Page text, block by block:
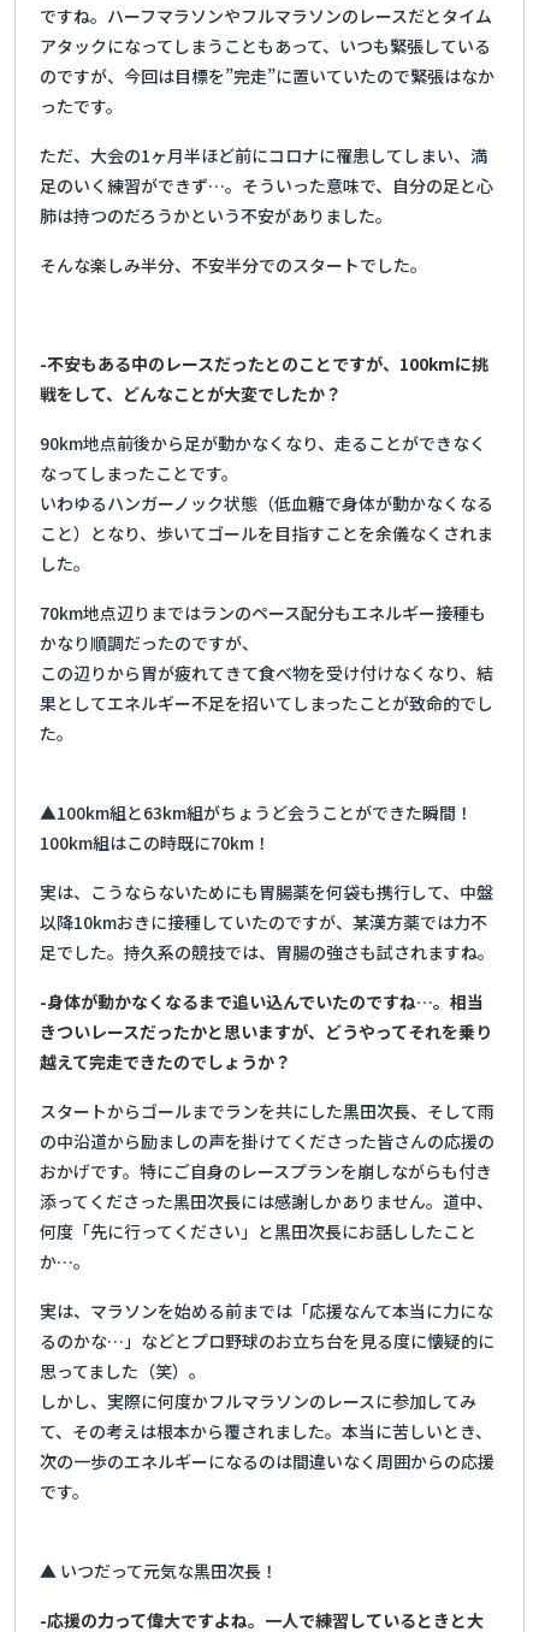
ですね。ハーフマラソンやフルマラソンのレースだとタイム
アタックになってしまうこともあって、いつも緊張している
のですが、今回は目標を”完走”に置いていたので緊張はなか
ったです。
ただ、大会の1ヶ月半ほど前にコロナに罹患してしまい、満
足のいく練習ができず…。そういった意味で、自分の足と心
肺は持つのだろうかという不安がありました。
そんな楽しみ半分、不安半分でのスタートでした。
-不安もある中のレースだったとのことですが、100kmに挑
戦をして、どんなことが大変でしたか？
90km地点前後から足が動かなくなり、走ることができなく
なってしまったことです。
いわゆるハンガーノック状態（低血糖で身体が動かなくなる
こと）となり、歩いてゴールを目指すことを余儀なくされま
した。
70km地点辺りまではランのペース配分もエネルギー接種も
かなり順調だったのですが、
この辺りから胃が疲れてきて食べ物を受け付けなくなり、結
果としてエネルギー不足を招いてしまったことが致命的でし
た。
▲100km組と63km組がちょうど会うことができた瞬間！
100km組はこの時既に70km！
実は、こうならないためにも胃腸薬を何袋も携行して、中盤
以降10kmおきに接種していたのですが、某漢方薬では力不
足でした。持久系の競技では、胃腸の強さも試されますね。
-身体が動かなくなるまで追い込んでいたのですね…。相当
きついレースだったかと思いますが、どうやってそれを乗り
越えて完走できたのでしょうか？
スタートからゴールまでランを共にした黒田次長、そして雨
の中沿道から励ましの声を掛けてくださった皆さんの応援の
おかげです。特にご自身のレースプランを崩しながらも付き
添ってくださった黒田次長には感謝しかありません。道中、
何度「先に行ってください」と黒田次長にお話ししたこと
か…。
実は、マラソンを始める前までは「応援なんて本当に力にな
るのかな…」などとプロ野球のお立ち台を見る度に懐疑的に
思ってました（笑）。
しかし、実際に何度かフルマラソンのレースに参加してみ
て、その考えは根本から覆されました。本当に苦しいとき、
次の一歩のエネルギーになるのは間違いなく周囲からの応援
です。
▲ いつだって元気な黒田次長！
-応援の力って偉大ですよね。一人で練習しているときと大